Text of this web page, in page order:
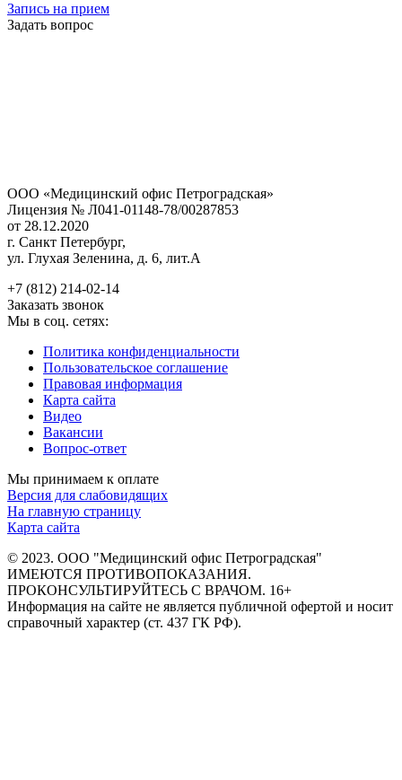
Запись на прием
Задать вопрос
ООО «Медицинский офис Петроградская»
Лицензия № Л041-01148-78/00287853
от 28.12.2020
г. Санкт Петербург,
ул. Глухая Зеленина, д. 6, лит.А
+7 (812) 214-02-14
Заказать звонок
Мы в соц. сетях:
Политика конфиденциальности
Пользовательское соглашение
Правовая информация
Карта сайта
Видео
Вакансии
Вопрос-ответ
Мы принимаем к оплате
Версия для слабовидящих
На главную страницу
Карта сайта
© 2023. ООО "Медицинский офис Петроградская"
ИМЕЮТСЯ ПРОТИВОПОКАЗАНИЯ.
ПРОКОНСУЛЬТИРУЙТЕСЬ С ВРАЧОМ. 16+
Информация на сайте не является публичной офертой и носит
справочный характер (ст. 437 ГК РФ).